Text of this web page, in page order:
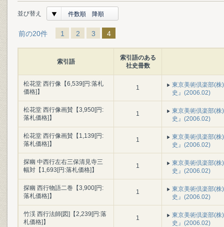
並び替え 件数順 降順
前の20件 1 2 3 4
索引語
索引語のある
社史冊数
松花堂 西行像【6,539[円:落札
価格]】
1
東京美術倶楽部(株
史』(2006.02)
松花堂 西行像画賛【3,950[円:
落札価格]】
1
東京美術倶楽部(株
史』(2006.02)
松花堂 西行像画賛【1,139[円:
落札価格]】
1
東京美術倶楽部(株
史』(2006.02)
探幽 中西行左右三保清見寺三
幅対【1,693[円:落札価格]】
1
東京美術倶楽部(株
史』(2006.02)
探幽 西行物語二巻【3,900[円:
落札価格]】
1
東京美術倶楽部(株
史』(2006.02)
竹渓 西行法師[図]【2,239[円:落
札価格]】
1
東京美術倶楽部(株
史』(2006.02)